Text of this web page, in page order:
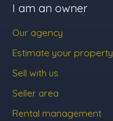
I am an owner
Our agency
Estimate your property
Sell with us
Seller area
Rental management